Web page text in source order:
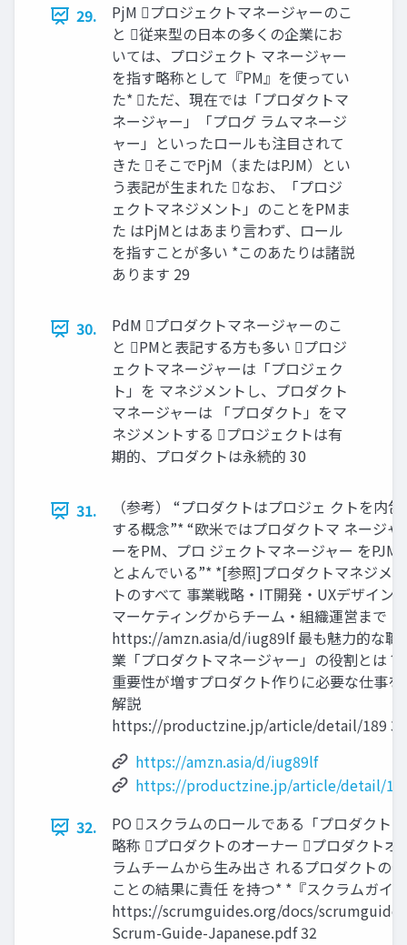
29.
PjM プロジェクトマネージャーのこ
と 従来型の日本の多くの企業にお
いては、プロジェクト マネージャー
を指す略称として『PM』を使ってい
た* ただ、現在では「プロダクトマ
ネージャー」「プログ ラムマネージ
ャー」といったロールも注目されて
きた そこでPjM（またはPJM）とい
う表記が生まれた なお、「プロジ
ェクトマネジメント」のことをPMま
た はPjMとはあまり言わず、ロール
を指すことが多い *このあたりは諸説
あります 29
30.
PdM プロダクトマネージャーのこ
と PMと表記する方も多い プロジ
ェクトマネージャーは「プロジェク
ト」を マネジメントし、プロダクト
マネージャーは 「プロダクト」をマ
ネジメントする プロジェクトは有
期的、プロダクトは永続的 30
31.
（参考） “プロダクトはプロジェ クトを内包
する概念”* “欧米ではプロダクトマ ネージャ
ーをPM、プロ ジェクトマネージャー をPJM
とよんでいる”* *[参照]プロダクトマネジメン
トのすべて 事業戦略・IT開発・UXデザイン
マーケティングからチーム・組織運営まで
https://amzn.asia/d/iug89lf 最も魅力的な職
業「プロダクトマネージャー」の役割とは？
重要性が増すプロダクト作りに必要な仕事を
解説
https://productzine.jp/article/detail/189 31
https://amzn.asia/d/iug89lf
https://productzine.jp/article/detail/
32.
PO スクラムのロールである「プロダクト
略称 プロダクトのオーナー プロダクトオ
ラムチームから生み出さ れるプロダクトの
ことの結果に責任 を持つ* *『スクラムガイ
https://scrumguides.org/docs/
Scrum-Guide-Japanese.pdf 32